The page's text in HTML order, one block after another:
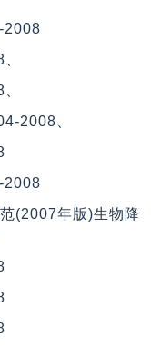
2008
2008、
2008
(2007年版)生物降